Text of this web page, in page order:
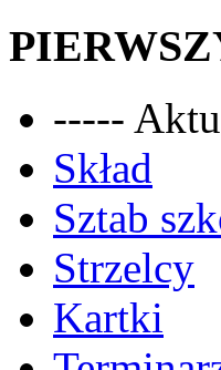
-----
Skład
Sztab
Strzelcy
Kartki